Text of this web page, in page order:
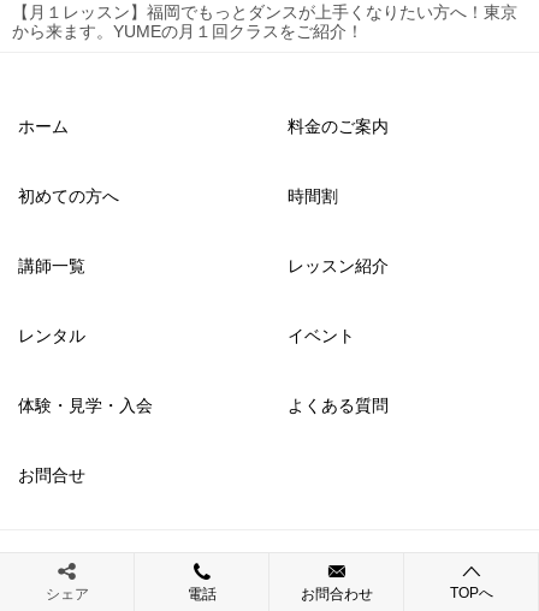
【月１レッスン】福岡でもっとダンスが上手くなりたい方へ！東京
から来ます。YUMEの月１回クラスをご紹介！
ホーム 料金のご案内
初めての方へ 時間割
講師一覧 レッスン紹介
レンタル イベント
体験・見学・入会 よくある質問
お問合せ
© 2017 ドットカラーダンススタジオ|福岡市六本松のダンススタジオ|レンタ
ルスタジオ
シェア 電話 お問合わせ TOPへ